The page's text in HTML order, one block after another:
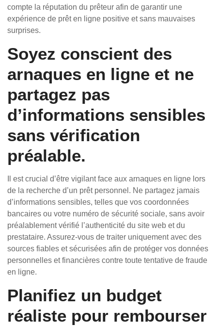
compte la réputation du prêteur afin de garantir une
expérience de prêt en ligne positive et sans mauvaises
surprises.
Soyez conscient des
arnaques en ligne et ne
partagez pas
d’informations sensibles
sans vérification
préalable.
Il est crucial d’être vigilant face aux arnaques en ligne lors
de la recherche d’un prêt personnel. Ne partagez jamais
d’informations sensibles, telles que vos coordonnées
bancaires ou votre numéro de sécurité sociale, sans avoir
préalablement vérifié l’authenticité du site web et du
prestataire. Assurez-vous de traiter uniquement avec des
sources fiables et sécurisées afin de protéger vos données
personnelles et financières contre toute tentative de fraude
en ligne.
Planifiez un budget
réaliste pour rembourser